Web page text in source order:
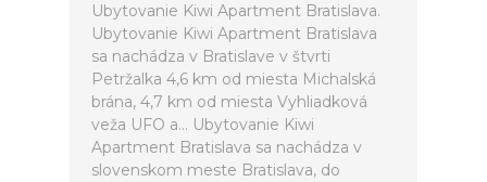
Ubytovanie Kiwi Apartment Bratislava.
Ubytovanie Kiwi Apartment Bratislava
sa nachádza v Bratislave v štvrti
Petržalka 4,6 km od miesta Michalská
brána, 4,7 km od miesta Vyhliadková
veža UFO a... Ubytovanie Kiwi
Apartment Bratislava sa nachádza v
slovenskom meste Bratislava, do